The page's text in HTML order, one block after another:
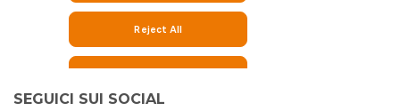
SEGUICI SUI SOCIAL